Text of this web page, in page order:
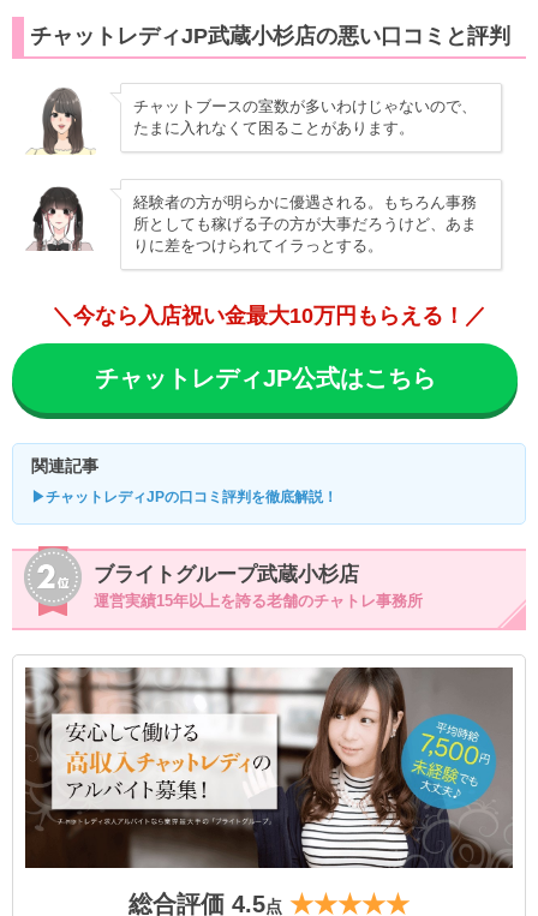
チャットレディJP武蔵小杉店の悪い口コミと評判
チャットブースの室数が多いわけじゃないので、
たまに入れなくて困ることがあります。
経験者の方が明らかに優遇される。もちろん事務
所としても稼げる子の方が大事だろうけど、あま
りに差をつけられてイラっとする。
＼今なら入店祝い金最大10万円もらえる！／
チャットレディJP公式はこちら
関連記事
▶チャットレディJPの口コミ評判を徹底解説！
ブライトグループ武蔵小杉店
運営実績15年以上を誇る老舗のチャトレ事務所
総合評価 4.5点 ★★★★★